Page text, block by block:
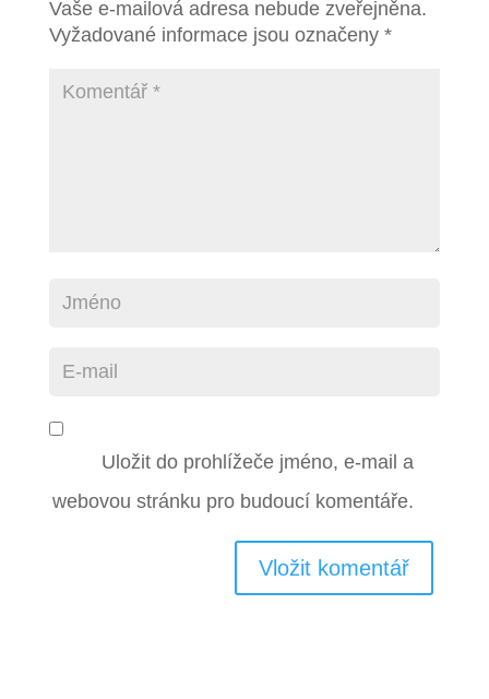
Vaše e-mailová adresa nebude zveřejněna.
Vyžadované informace jsou označeny *
Uložit do prohlížeče jméno, e-mail a
webovou stránku pro budoucí komentáře.